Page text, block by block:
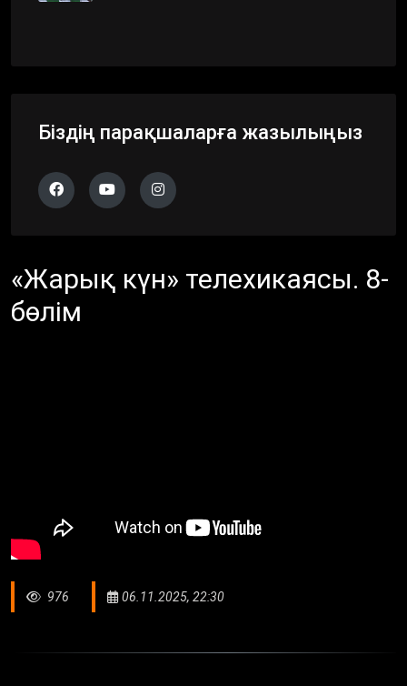
Біздің парақшаларға жазылыңыз
«Жарық күн» телехикаясы. 8-
бөлім
976 06.11.2025, 22:30